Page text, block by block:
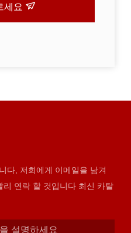
세요
다, 저희에게 이메일을 남겨
연락 할 것입니다 최신 카탈